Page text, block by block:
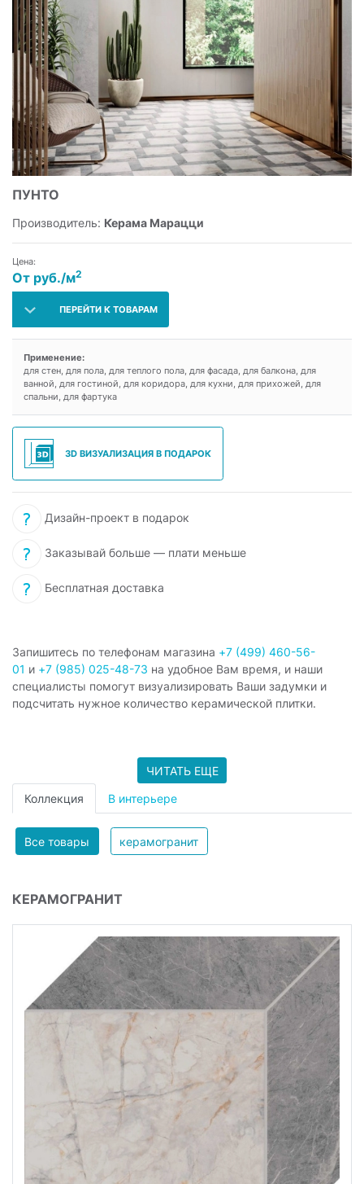
ПУНТО
Производитель: Керама Марацци
Цена:
От руб./м2
ПЕРЕЙТИ К ТОВАРАМ
Применение:
для стен, для пола, для теплого пола, для фасада, для балкона, для
ванной, для гостиной, для коридора, для кухни, для прихожей, для
спальни, для фартука
3D ВИЗУАЛИЗАЦИЯ В ПОДАРОК
Дизайн-проект в подарок
Заказывай больше — плати меньше
Бесплатная доставка
Запишитесь по телефонам магазина +7 (499) 460-56-
01 и +7 (985) 025-48-73 на удобное Вам время, и наши
специалисты помогут визуализировать Ваши задумки и
подсчитать нужное количество керамической плитки.
ЧИТАТЬ ЕЩЕ
Коллекция В интерьере
Все товары керамогранит
КЕРАМОГРАНИТ